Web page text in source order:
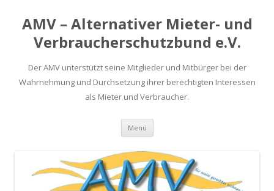
AMV – Alternativer Mieter- und
Verbraucherschutzbund e.V.
Der AMV unterstützt seine Mitglieder und Mitbürger bei der
Wahrnehmung und Durchsetzung ihrer berechtigten Interessen
als Mieter und Verbraucher.
Menü Springe
Inhalt